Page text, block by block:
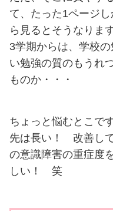
て、たった1ページ
ら見るとそうなります
3学期からは、学校
い勉強の質のもうれ
ものか・・・
ちょっと悩むとこです
先は長い！ 改善し
の意識障害の重症度
しい！ 笑